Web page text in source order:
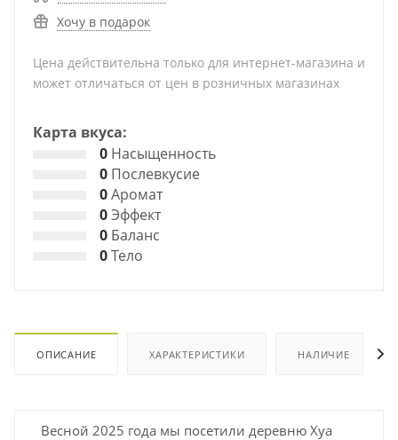
Хочу в подарок
Цена действительна только для интернет-магазина и
может отличаться от цен в розничных магазинах
Карта вкуса:
0 Насыщенность
0 Послевкусие
0Аромат
0Эффект
0 Баланс
0Тело
ОПИСАНИЕ ХАРАКТЕРИСТИКИ НАЛИЧИЕ
Весной 2025 года мы посетили деревню Хуа